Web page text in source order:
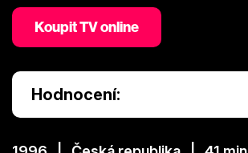
Koupit TV online
Hodnocení: